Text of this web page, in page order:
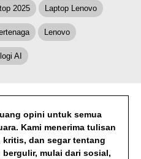
2025 Laptop Lenovo
Lenovo
AI
opini untuk semua
Kami menerima tulisan
dan segar tentang
mulai dari sosial,